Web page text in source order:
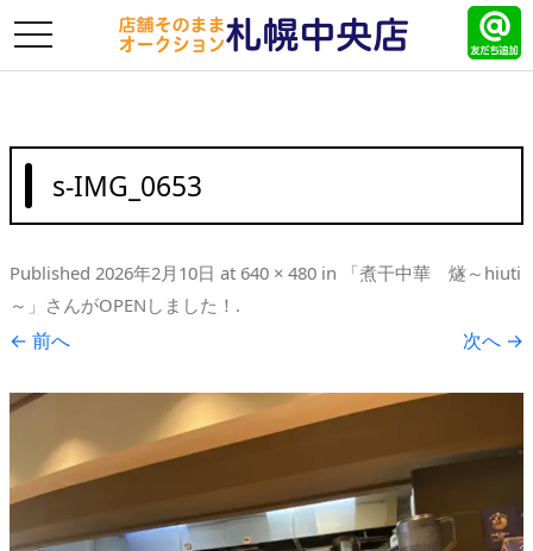
toggle
s-IMG_0653
Published 2026年2月10日 at 640 × 480 in
「煮干中華 燧～hiuti
～」さんがOPENしました！ .
← 前へ 次へ →